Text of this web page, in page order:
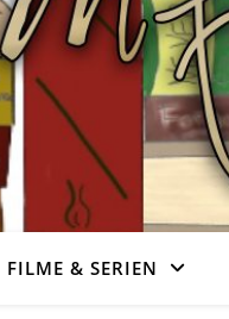
FILME & SERIEN